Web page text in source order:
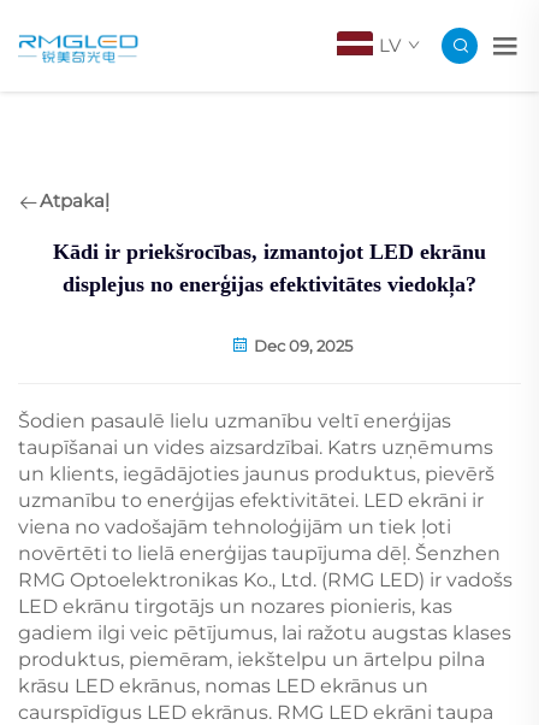
LV
Atpakaļ
Kādi ir priekšrocības, izmantojot LED ekrānu
displejus no enerģijas efektivitātes viedokļa?
Dec 09, 2025
Šodien pasaulē lielu uzmanību veltī enerģijas
taupīšanai un vides aizsardzībai. Katrs uzņēmums
un klients, iegādājoties jaunus produktus, pievērš
uzmanību to enerģijas efektivitātei. LED ekrāni ir
viena no vadošajām tehnoloģijām un tiek ļoti
novērtēti to lielā enerģijas taupījuma dēļ. Šenzhen
RMG Optoelektronikas Ko., Ltd. (RMG LED) ir vadošs
LED ekrānu tirgotājs un nozares pionieris, kas
gadiem ilgi veic pētījumus, lai ražotu augstas klases
produktus, piemēram, iekštelpu un ārtelpu pilna
krāsu LED ekrānus, nomas LED ekrānus un
caurspīdīgus LED ekrānus. RMG LED ekrāni taupa